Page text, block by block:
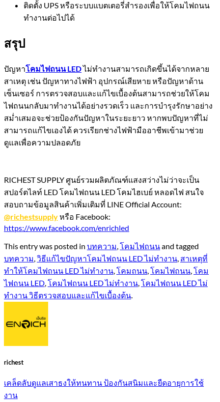
ติดตั้ง UPS หรือระบบแบตเตอรี่สำรองเพื่อให้โคมไฟถนน
ทำงานต่อไปได้
สรุป
ปัญหาโคมไฟถนน LEDไม่ทำงานสามารถเกิดขึ้นได้จากหลาย
สาเหตุ เช่น ปัญหาทางไฟฟ้า อุปกรณ์เสียหาย หรือปัญหาด้าน
เซ็นเซอร์ การตรวจสอบและแก้ไขเบื้องต้นสามารถช่วยให้โคม
ไฟถนนกลับมาทำงานได้อย่างรวดเร็ว และการบำรุงรักษาอย่าง
สม่ำเสมอจะช่วยป้องกันปัญหาในระยะยาว หากพบปัญหาที่ไม่
สามารถแก้ไขเองได้ ควรเรียกช่างไฟฟ้ามืออาชีพเข้ามาช่วย
ดูแลเพื่อความปลอดภัย
RICHEST SUPPLY ศูนย์รวมผลิตภัณฑ์แสงสว่างไม่ว่าจะเป็น
สปอร์ตไลท์ LED โคมไฟถนน LED โคมไฮเบย์ หลอดไฟ สนใจ
สอบถามข้อมูลสินค้าเพิ่มเติมที่ LINE Official Account:
@richestsupplyหรือ Facebook:
https://www.facebook.com/enrichled
This entry was posted in บทความ,โคมไฟถนนand tagged
บทความ,วิธีแก้ไขปัญหาโคมไฟถนน LED ไม่ทำงาน, สาเหตุที่
ทำให้โคมไฟถนน LED ไม่ทำงาน,โคมถนน,โคมไฟถนน,โคม
ไฟถนน LED,โคมไฟถนน LED ไม่ทำงาน,โคมไฟถนน LED ไม่
ทำงาน วิธีตรวจสอบและแก้ไขเบื้องต้น.
richest
เคล็ดลับดูแลเสาธงให้ทนทาน ป้องกันสนิมและยืดอายุการใช้
งาน